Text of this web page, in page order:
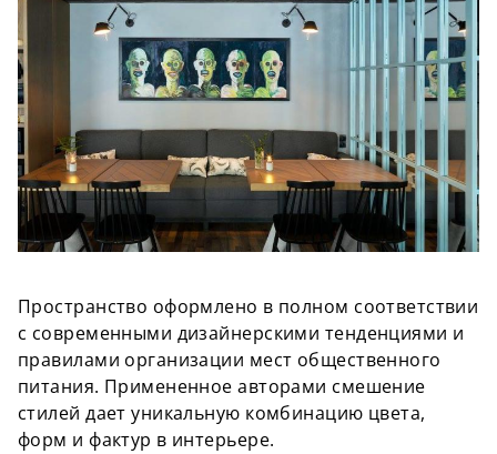
Пространство оформлено в полном соответствии
с современными дизайнерскими тенденциями и
правилами организации мест общественного
питания. Примененное авторами смешение
стилейдает уникальную комбинацию цвета,
форм и фактур в интерьере.